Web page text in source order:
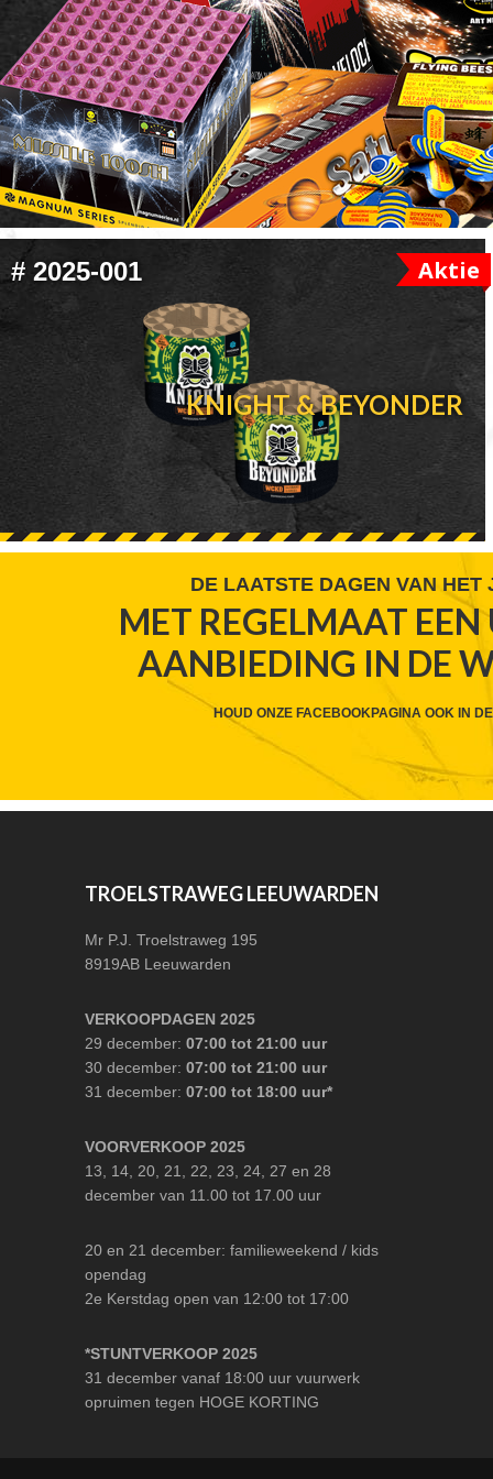
FOOTER
WIDGET
HEADER
# 2025-001 Aktie
KNIGHT & BEYONDER
WIDGET
HEADER
DE LAATSTE DAGEN VAN HET
MET REGELMAAT EEN
AANBIEDING IN DE
HOUD ONZE FACEBOOKPAGINA OOK IN
TROELSTRAWEG LEEUWARDEN
Mr P.J. Troelstraweg 195
8919AB Leeuwarden
VERKOOPDAGEN 2025
29 december:07:00 tot 21:00 uur
30 december:07:00 tot 21:00 uur
31 december:07:00 tot 18:00 uur*
VOORVERKOOP 2025
13, 14, 20, 21, 22, 23, 24, 27 en 28
december van 11.00 tot 17.00 uur
20 en 21 december: familieweekend / kids
opendag
2e Kerstdag open van 12:00 tot 17:00
*STUNTVERKOOP 2025
31 december vanaf 18:00 uur vuurwerk
opruimen tegen HOGE KORTING